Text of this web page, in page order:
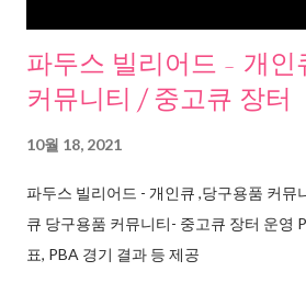
파두스 빌리어드 - 개인
커뮤니티 / 중고큐 장터
10월 18, 2021
파두스 빌리어드 - 개인큐 ,당구용품 커뮤
큐 당구용품 커뮤니티- 중고큐 장터 운영
표, PBA 경기 결과 등 제공